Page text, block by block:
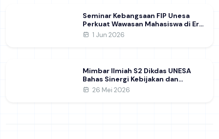
Seminar Kebangsaan FIP Unesa
Perkuat Wawasan Mahasiswa di Era
Geopolitik Global&nbsp;
1 Jun 2026
Mimbar Ilmiah S2 Dikdas UNESA
Bahas Sinergi Kebijakan dan
Pendidikan
26 Mei 2026